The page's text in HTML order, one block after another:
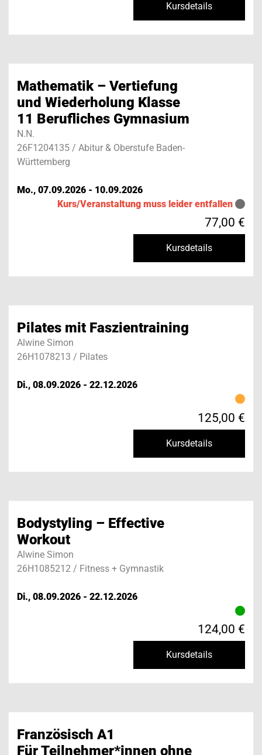
Kursdetails
Mathematik – Vertiefung
und Wiederholung Klasse
11 Berufliches Gymnasium
N.N.
26F1204135 / Abitur & Oberstufe Baden-
Württemberg
Mo., 07.09.2026 - 10.09.2026
Kurs/Veranstaltung muss leider entfallen
77,00 €
Kursdetails
Pilates mit Faszientraining
Alwine Simon
26H1078213 / Pilates
Di., 08.09.2026 - 22.12.2026
125,00 €
Kursdetails
Bodystyling – Effective
Workout
Alwine Simon
26H1085212 / Fitness + Gymnastik
Di., 08.09.2026 - 22.12.2026
124,00 €
Kursdetails
Französisch A1
Für Teilnehmer*innen ohne